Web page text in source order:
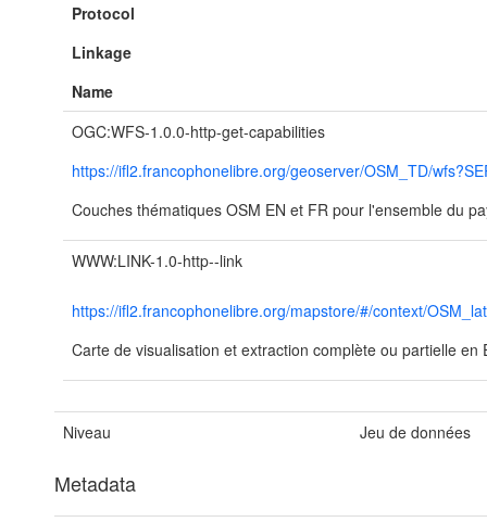
Protocol
Linkage
Name
OGC:WFS-1.0.0-http-get-capabilities
https://ifl2.francophonelibre.org/geoserver/OSM_TD/
Couches thématiques OSM EN et FR pour l'ensemble du
WWW:LINK-1.0-http--link
https://ifl2.francophonelibre.org/mapstore/#/context/
Carte de visualisation et extraction complète ou partielle en
Niveau Jeu de données
Metadata